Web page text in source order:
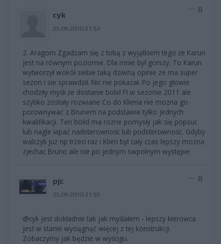
cyk
25.09.2010 21:52
0
2. Aragorn Zgadzam się z tobą z wyjątkiem tego że Karun
jest na równym poziomie. Dla mnie był gorszy. To Karun
wytworzył wokół siebie taką dziwną opinie ze ma super
sezon i sie sprawdził. Nic nie pokazał. Po jego głowie
chodziły myśli że dostanie bolid FI w sezonie 2011 ale
szybko zostały rozwiane Co do Kliena nie mozna go
porownywać z Brunem na podstawie tylko jednych
kwalifikacji. Ten bolid ma rozne pomysły jak się popsuc
lub nagle łapać nadsterownośc lub podsterowność. Gdyby
walczyli juz np trzeci raz i Klien byl cały czas lepszy mozna
zjechac Bruno ale nie po jednym swpolnym występie
pjc
25.09.2010 21:55
0
@cyk jest dokładnie tak jak myślałem - lepszy kierowca
jest w stanie wyciągnąć więcej z tej konstrukcji.
Zobaczymy jak będzie w wyścigu.